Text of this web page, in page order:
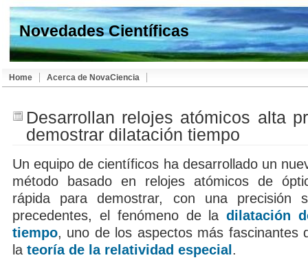
Novedades Científicas
Home Acerca de NovaCiencia
Desarrollan relojes atómicos alta
demostrar dilatación tiempo
Un equipo de científicos ha desarrollado un
método basado en relojes atómicos de
rápida para demostrar, con una precisión
precedentes, el fenómeno de ladilatación
tiempo, uno de los aspectos más fascinantes
la teoría de la relatividad especial .